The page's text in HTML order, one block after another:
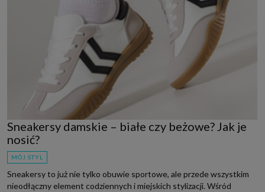
Sneakersy damskie – białe czy beżowe? Jak je
nosić?
MÓJ STYL
Sneakersy to już nie tylko obuwie sportowe, ale przede wszystkim
nieodłączny element codziennych i miejskich stylizacji. Wśród